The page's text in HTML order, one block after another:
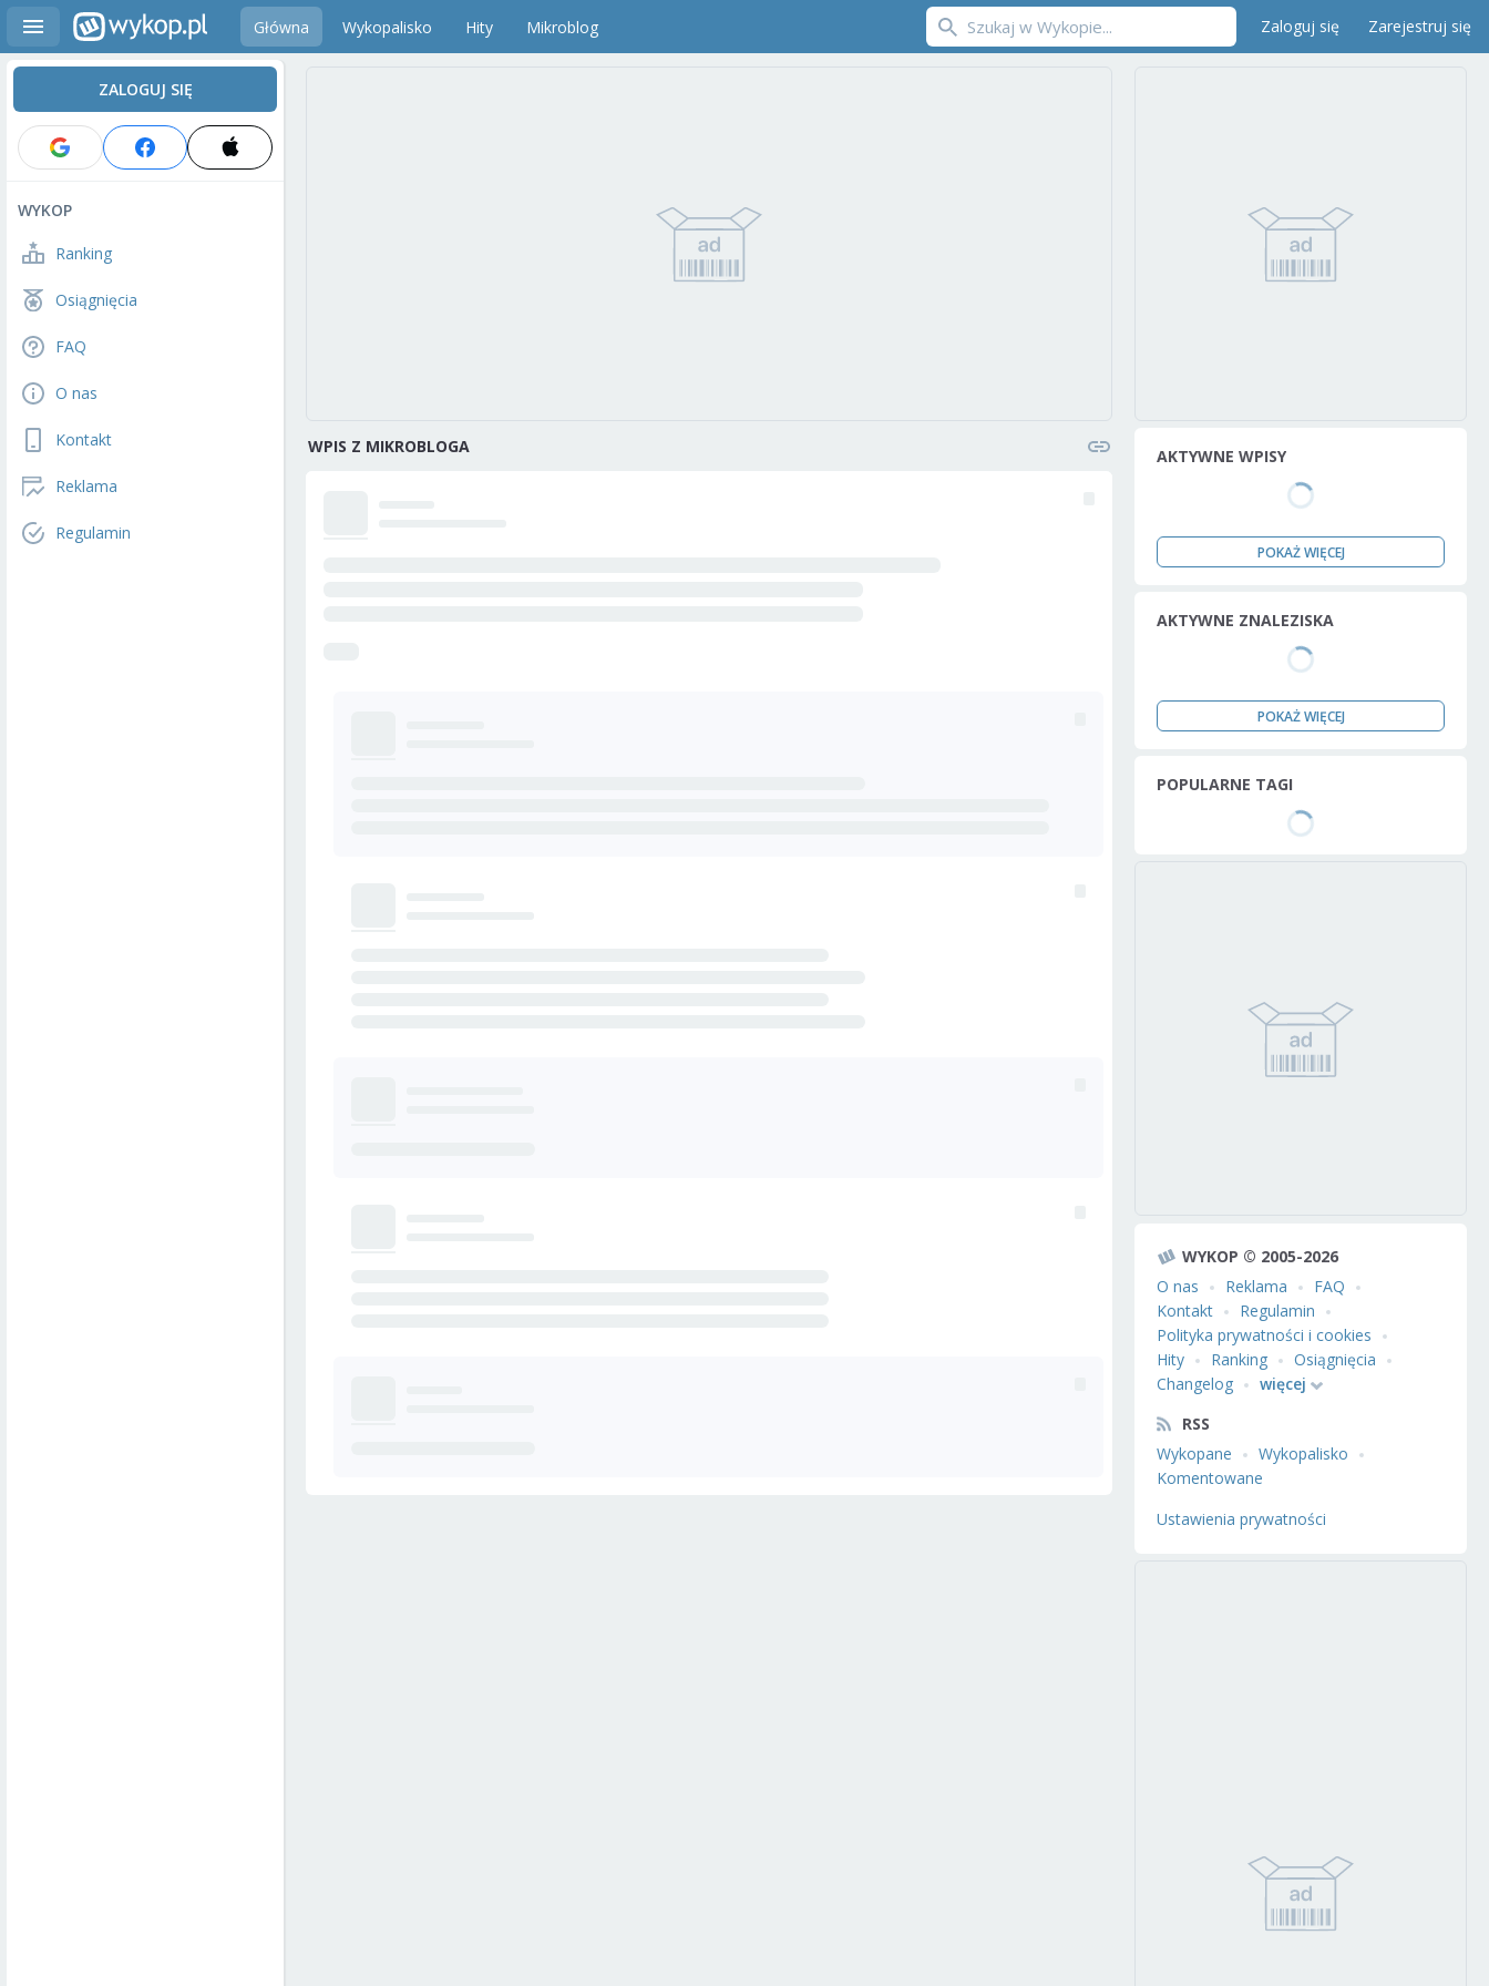
Główna Wykopalisko Hity Mikroblog Zaloguj się Zarejestruj się
ZALOGUJ SIĘ
WYKOP
Ranking
Osiągnięcia
FAQ
O nas
Kontakt
Reklama
Regulamin
WPIS Z MIKROBLOGA AKTYWNE WPISY
POKAŻ WIĘCEJ
AKTYWNE ZNALEZISKA
POKAŻ WIĘCEJ
POPULARNE TAGI
WYKOP © 2005-2026
O nas
Reklama
FAQ
Kontakt
Regulamin
Polityka prywatności i cookies
Hity
Ranking
Osiągnięcia
Changelog
więcej
RSS
Wykopane
Wykopalisko
Komentowane
Ustawienia prywatności